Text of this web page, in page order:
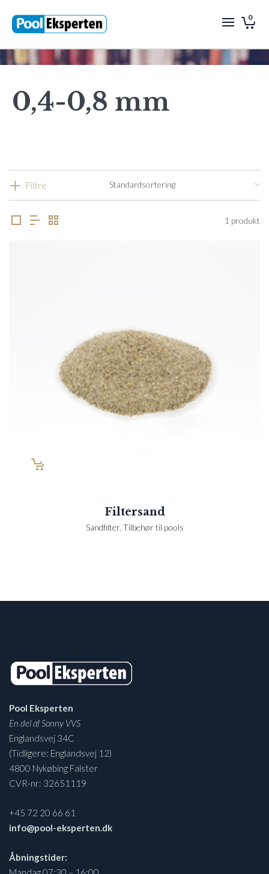
0
0,4-0,8 mm
Filtre
1 produkt
Filtersand
Sandfilter, Tilbehør til pools
Pool Eksperten
En del af Sonny VVS
Englandsvej 34C
(Tidligere: Englandsvej 12)
4800 Nykøbing Falster
CVR-nr: 32651119
+45 72 20 66 61
info@pool-eksperten.dk
Åbningstider: